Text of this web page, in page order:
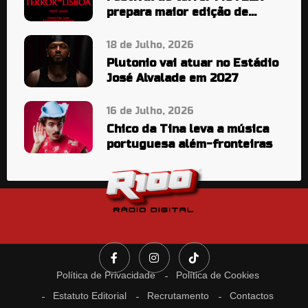
prepara maior edição de
18 de Julho, 2026
Plutonio vai atuar no Estádio
José Alvalade em 2027
16 de Julho, 2026
Chico da Tina leva a música
portuguesa além-fronteiras
Política de Privacidade
Política de Cookies
Estatuto Editorial
Recrutamento Contactos